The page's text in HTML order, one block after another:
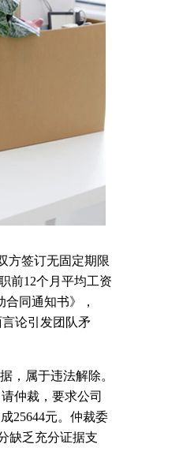
方签订无固定期限
前12个月平均工资
同通知书》，
论引发团队矛
，属于违法解除。
仲裁，要求公司
25644元。仲裁委
缺乏充分证据支